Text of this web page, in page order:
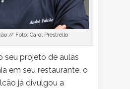
// Foto: Carol Prestrello
seu projeto de aulas
em seu restaurante, o
já divulgou a